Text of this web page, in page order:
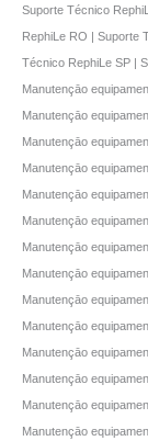
Suporte Técnico
RephiLe RO | Suporte
Técnico RephiLe SP |
Manutençāo
Manutençāo
Manutençāo
Manutençāo
Manutençāo
Manutençāo
Manutençāo
Manutençāo
Manutençāo
Manutençāo
Manutençāo
Manutençāo
Manutençāo
Manutençāo